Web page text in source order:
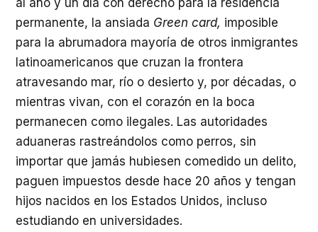
al año y un día con derecho para la residencia
permanente, la ansiada Green card, imposible
para la abrumadora mayoría de otros inmigrantes
latinoamericanos que cruzan la frontera
atravesando mar, río o desierto y, por décadas, o
mientras vivan, con el corazón en la boca
permanecen como ilegales. Las autoridades
aduaneras rastreándolos como perros, sin
importar que jamás hubiesen comedido un delito,
paguen impuestos desde hace 20 años y tengan
hijos nacidos en los Estados Unidos, incluso
estudiando en universidades.